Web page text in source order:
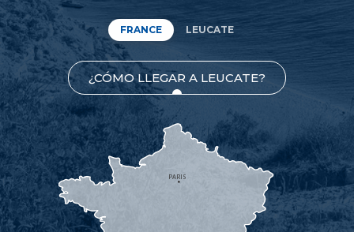
FRANCE LEUCATE
¿CÓMO LLEGAR A LEUCATE?
PARIS